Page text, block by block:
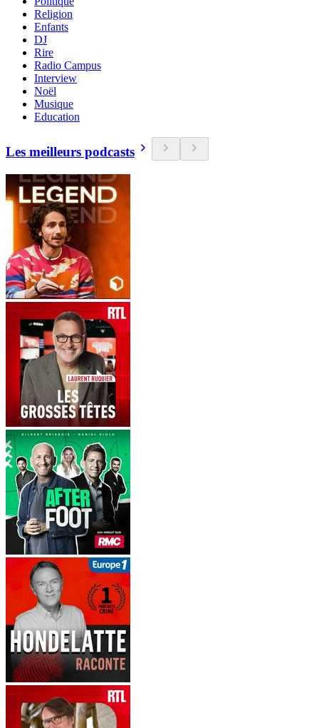
Religion
Enfants
DJ
Rire
Radio Campus
Interview
Noël
Musique
Education
Les meilleurs podcasts